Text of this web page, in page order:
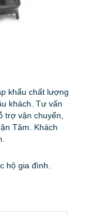
khẩu chất lượng
khách. Tư vấn
trợ vận chuyển,
Tâm. Khách
hộ gia đình.